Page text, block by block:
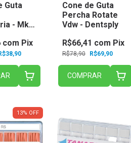
Guta
- Mk
com Pix
Cone de Guta
Percha Rotate
Vdw - Dentsply
R$78,90 R$69,90
R$66,41 com Pix
COMPRAR
13% OFF